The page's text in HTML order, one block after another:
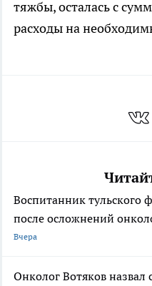
тяжбы, осталась с
расходы на
Воспитанник тульского
после осложнений
Вчера
Онколог Вотяков